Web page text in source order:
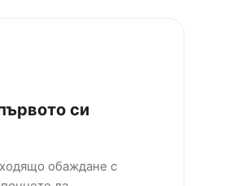
си
обаждане с